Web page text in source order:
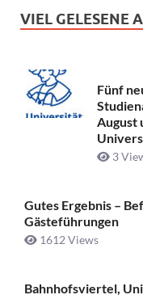
VIEL GELESENE
Fünf
August
3
Gutes Ergebnis –
Gästeführungen
1612 Views
Bahnhofsviertel,